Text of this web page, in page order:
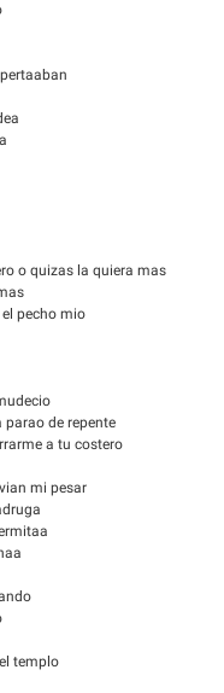
o quizas la quiera mas
pecho mio
parao de repente
a tu costero
mi pesar
templo